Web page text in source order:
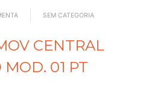
SEM CATEGORIA
CENTRAL
01 PT